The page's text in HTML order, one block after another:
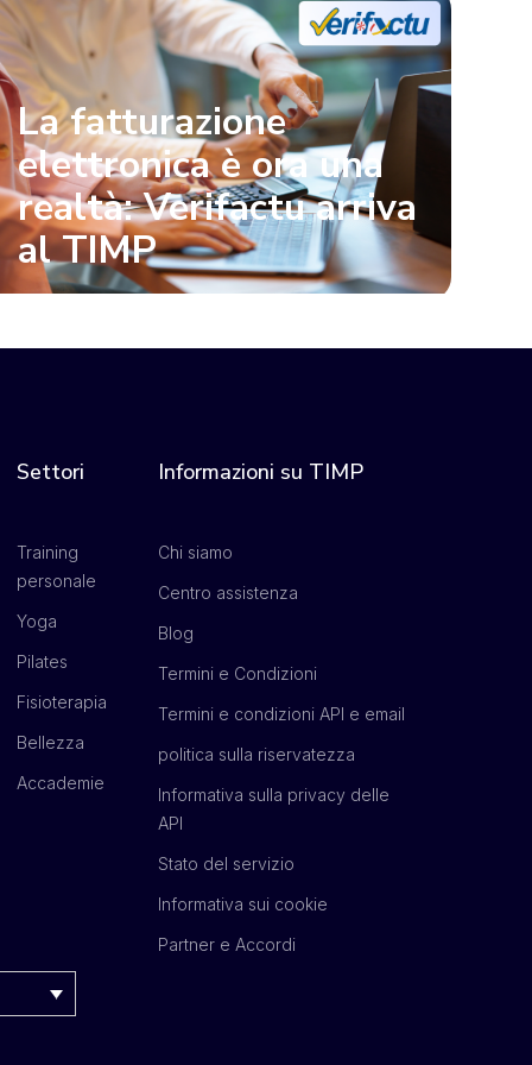
La fatturazione
elettronica è ora una
realtà: Verifactu arriva
al TIMP
Settori
Training
personale
Yoga
Pilates
Fisioterapia
Bellezza
Accademie
Informazioni su TIMP
Chi siamo
Centro assistenza
Blog
Termini e Condizioni
Termini e condizioni API e email
politica sulla riservatezza
Informativa sulla privacy delle
API
Stato del servizio
Informativa sui cookie
Partner e Accordi